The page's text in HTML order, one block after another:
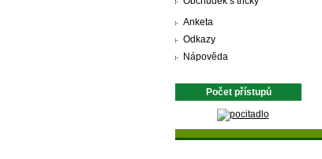
Anketa
Odkazy
Nápověda
Počet přístupů